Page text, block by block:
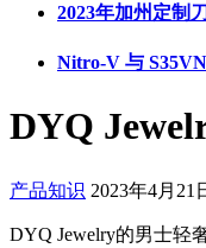
2023年加州定制
Nitro-V 与
DYQ
产品知识 2023年4月21
DYQ Jewelry的男士轻